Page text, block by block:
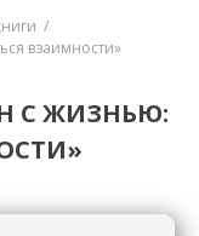
взаимности»
С ЖИЗНЬЮ: